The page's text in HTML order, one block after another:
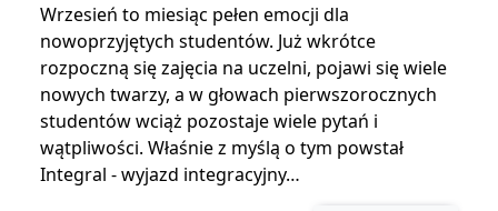
Wrzesień to miesiąc pełen emocji dla
nowoprzyjętych studentów. Już wkrótce
rozpoczną się zajęcia na uczelni, pojawi się wiele
nowych twarzy, a w głowach pierwszorocznych
studentów wciąż pozostaje wiele pytań i
wątpliwości. Właśnie z myślą o tym powstał
Integral - wyjazd integracyjny…